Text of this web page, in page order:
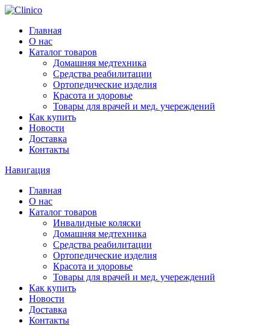
Главная
О нас
Каталог товаров
Домашняя медтехника
Средства реабилитации
Ортопедические изделия
Красота и здоровье
Товары для врачей и мед. учереждений
Как купить
Новости
Доставка
Контакты
Навигация
Главная
О нас
Каталог товаров
Инвалидные коляски
Домашняя медтехника
Средства реабилитации
Ортопедические изделия
Красота и здоровье
Товары для врачей и мед. учереждений
Как купить
Новости
Доставка
Контакты